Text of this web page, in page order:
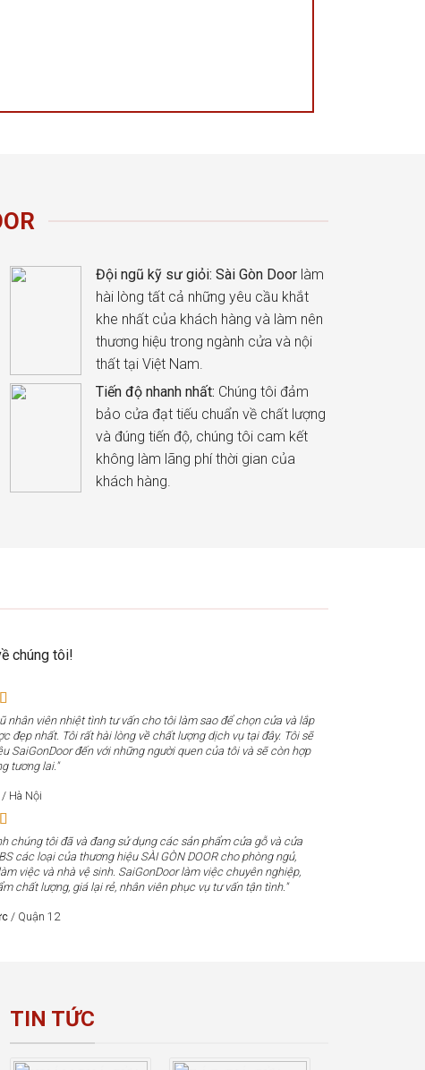
Đội ngũ kỹ sư giỏi: Sài Gòn Doorlàm
hài lòng tất cả những yêu cầu khắt
khe nhất của khách hàng và làm nên
thương hiệu trong ngành cửa và nội
thất tại Việt Nam.
Tiến độ nhanh nhất: Chúng tôi đảm
bảo cửa đạt tiếu chuẩn về chất lượng
và đúng tiến độ, chúng tôi cam kết
không làm lãng phí thời gian của
khách hàng.
chúng tôi!
nhân viên nhiệt tình tư vấn cho tôi làm sao để chọn cửa và lắp
đẹp nhất. Tôi rất hài lòng về chất lượng dịch vụ tại đây. Tôi sẽ
SaiGonDoor đến với những người quen của tôi và sẽ còn hợp
tương lai."
/ Hà Nội
chúng tôi đã và đang sử dụng các sản phẩm cửa gỗ và cửa
các loại của thương hiệu SÀI GÒN DOOR cho phòng ngủ,
việc và nhà vệ sinh. SaiGonDoor làm việc chuyên nghiệp,
chất lượng, giá lại rẻ, nhân viên phục vụ tư vấn tận tình."
/ Quận 12
TIN TỨC